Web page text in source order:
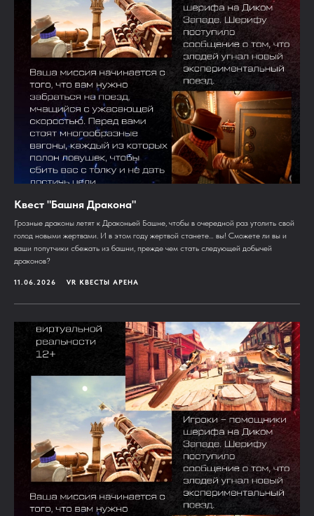
Квест "Башня Дракона"
Грозные драконы летят к Драконьей Башне, чтобы в очередной раз утолить свой
голод новыми жертвами. И в этом году жертвой станете… вы! Сможете ли вы и
ваши попутчики сбежать из башни, прежде чем стать следующей добычей
драконов?
11.06.2026 VR КВЕСТЫ АРЕНА